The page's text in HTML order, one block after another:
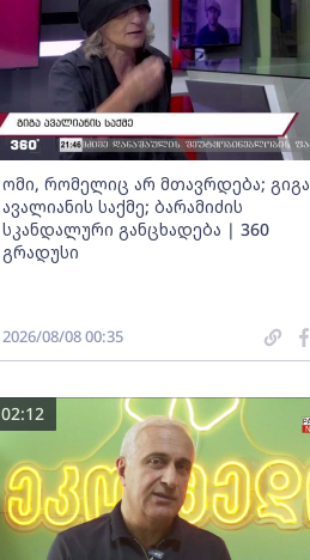
ომი, რომელიც არ მთავრდება; გიგა
ავალიანის საქმე; ბარამიძის
სკანდალური განცხადება | 360
გრადუსი
2026/08/08 00:35
02:12